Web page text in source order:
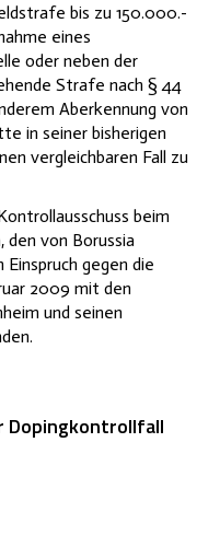
bis zu 150.000.-
eines
oder neben der
Strafe nach § 44
Aberkennung von
in seiner bisherigen
vergleichbaren Fall zu
beim
von Borussia
gegen die
2009 mit den
und seinen
Dopingkontrollfall